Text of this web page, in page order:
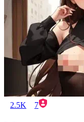
2.5K 7